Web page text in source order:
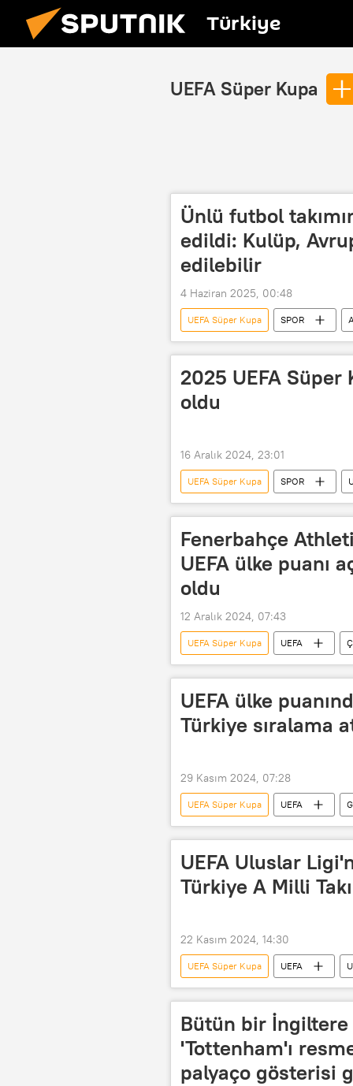
Türkiye
UEFA Süper Kupa
Ünlü futbol
edildi: Kulüp,
edilebilir
4 Haziran 2025, 00:48
UEFA Süper Kupa SPOR
UEFA Avrupa Konferans Ligi
UEFA
2025 UEFA Süper
oldu
16 Aralık 2024, 23:01
UEFA Süper Kupa SPOR
UEFA Avrupa Konferans Ligi
Fenerbahçe
UEFA ülke puanı
oldu
12 Aralık 2024, 07:43
UEFA Süper Kupa UEFA
UEFA Avrupa Ligi
UEFA
Fenerbahçe
UEFA ülke
Türkiye sıralama
29 Kasım 2024, 07:28
UEFA Süper Kupa UEFA
Beşiktaş
SPOR
UEFA
UEFA Uluslar
Türkiye A Milli
22 Kasım 2024, 14:30
UEFA Süper Kupa UEFA
UEFA Şampiyonlar Ligi
Bütün bir İngiltere
'Tottenham'ı
palyaço gösterisi